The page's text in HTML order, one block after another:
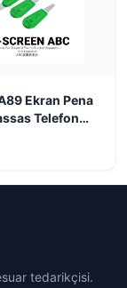
Ekran Pena
Telefon
tedarikçisi.